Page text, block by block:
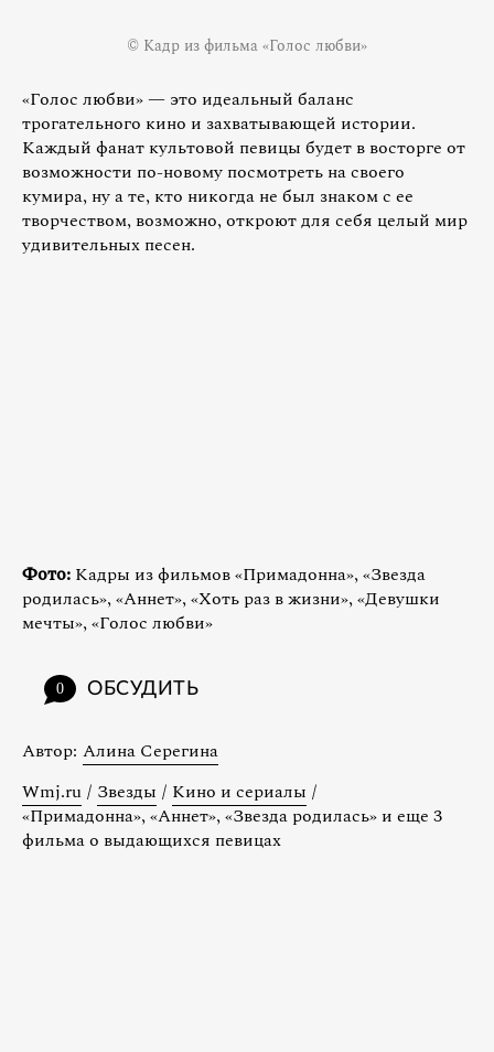
© Кадр из фильма «Голос любви»
«Голос любви» — это идеальный баланс
трогательного кино и захватывающей истории.
Каждый фанат культовой певицы будет в восторге от
возможности по-новому посмотреть на своего
кумира, ну а те, кто никогда не был знаком с ее
творчеством, возможно, откроют для себя целый мир
удивительных песен.
Фото: Кадры из фильмов «Примадонна», «Звезда
родилась», «Аннет», «Хоть раз в жизни», «Девушки
мечты», «Голос любви»
0 ОБСУДИТЬ
Автор: Алина Серегина
Wmj.ru / Звезды / Кино и сериалы /
«Примадонна», «Аннет», «Звезда родилась» и еще 3
фильма о выдающихся певицах